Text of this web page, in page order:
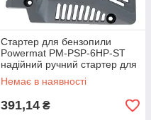
Стартер для бензопили
Powermat PM-PSP-6HP-ST
надійний ручний стартер для
бензинової пилки
Немає в наявності
391,14 ₴